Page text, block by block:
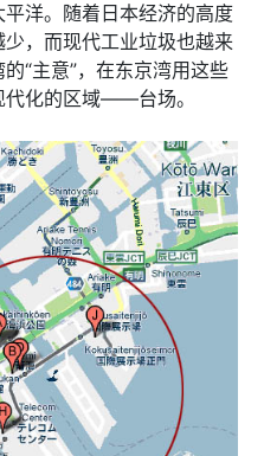
洋。随着日本经济的高度
，而现代工业垃圾也越来
“主意”，在东京湾用这些
代化的区域——台场。